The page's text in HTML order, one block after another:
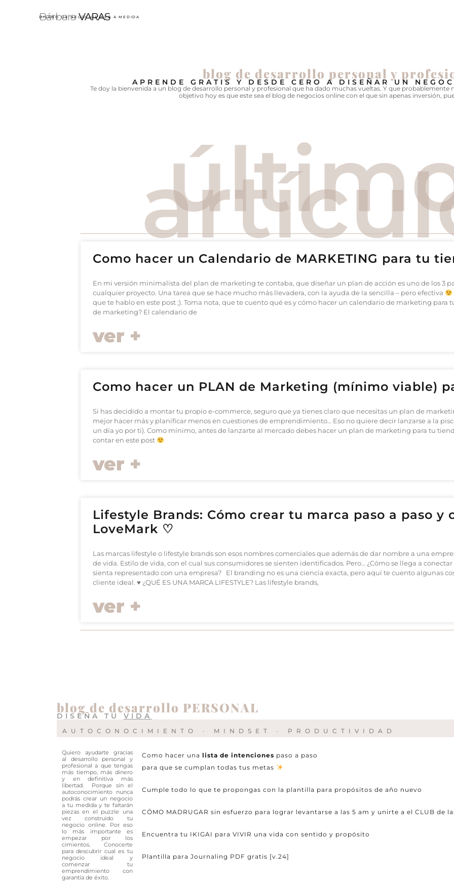
Bárbara VARAS
DISEÑO DE NEGOCIOS WEB A MEDIDA
blog de desarrollo personal y
APRENDE GRATIS Y DESDE CERO A DISEÑAR UN
Te doy la bienvenida a un blog de desarrollo personal y profesional que ha dado muchas vueltas. Y que
objetivo hoy es que este sea el blog de negocios online con el que sin apenas inversión,
Como hacer un Calendario de MARKETING para tu
En mi versión minimalista del plan de marketing te contaba, que diseñar un plan de acción es uno de los 3
cualquier proyecto. Una tarea que se hace mucho más llevadera, con la ayuda de la sencilla – pero efectiva
que te hablo en este post ;). Toma nota, que te cuento qué es y cómo hacer un calendario de marketing
de marketing? El calendario de
ver +
Como hacer un PLAN de Marketing (mínimo viable)
Si has decidido a montar tu propio e-commerce, seguro que ya tienes claro que necesitas un plan de
mejor hacer más y planificar menos en cuestiones de emprendimiento… Eso no quiere decir lanzarse a la
un día yo por ti). Como mínimo, antes de lanzarte al mercado debes hacer un plan de marketing para tu
contar en este post
ver +
Lifestyle Brands: Cómo crear tu marca paso a paso y
LoveMark ♡
Las marcas lifestyle o lifestyle brands son esos nombres comerciales que además de dar nombre a una
de vida. Estilo de vida, con el cual sus consumidores se sienten identificados. Pero… ¿Cómo se llega a
sienta representado con una empresa? El branding no es una ciencia exacta, pero aquí te cuento algunas
cliente ideal. ♥︎ ¿QUÉ ES UNA MARCA LIFESTYLE? Las lifestyle brands,
ver +
blog de desarrollo PERSONAL
DISEÑA TU VIDA
AUTOCONOCIMIENTO · MINDSET · PRODUCTIVIDAD
Quiero ayudarte gracias
al desarrollo personal y
profesional a que tengas
más tiempo, más dinero
y en definitiva más
libertad. Porque sin el
autoconocimiento nunca
podrás crear un negocio
a tu medida y te faltarán
piezas en el puzzle una
vez construido tu
negocio online. Por eso
lo más importante es
empezar por los
cimientos. Conocerte
para descubrir cual es tu
negocio ideal y
comenzar tu
emprendimiento con
garantía de éxito.
Como hacer unalista de intenciones paso a paso
para que se cumplan todas tus metas
Cumple todo lo que te propongas con la plantilla para propósitos de año nuevo
CÓMO MADRUGAR sin esfuerzo para lograr levantarse a las 5 am y unirte a el CLUB de
Encuentra tu IKIGAI para VIVIR una vida con sentido y propósito
Plantilla para Journaling PDF gratis [v.24]